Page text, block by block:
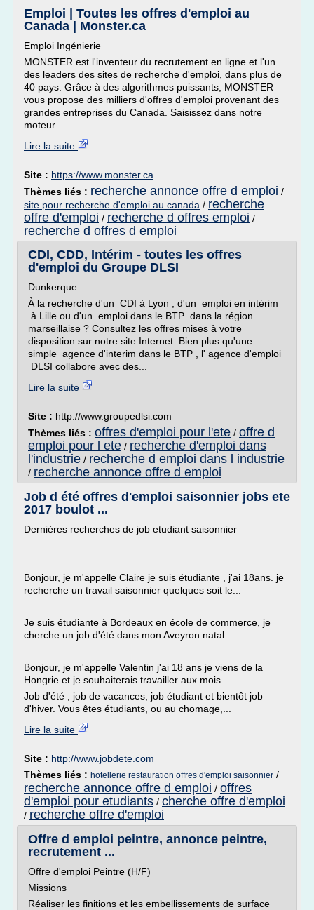
Emploi | Toutes les offres d'emploi au
Canada | Monster.ca
Emploi Ingénierie
MONSTER est l'inventeur du recrutement en ligne et l'un
des leaders des sites de recherche d'emploi, dans plus de
40 pays. Grâce à des algorithmes puissants, MONSTER
vous propose des milliers d'offres d'emploi provenant des
grandes entreprises du Canada. Saisissez dans notre
moteur...
Lire la suite
Site : https://www.monster.ca
Thèmes liés : recherche annonce offre d emploi /
site pour recherche d'emploi au canada / recherche
offre d'emploi / recherche d offres emploi /
recherche d offres d emploi
CDI, CDD, Intérim - toutes les offres
d'emploi du Groupe DLSI
Dunkerque
À la recherche d'un CDI à Lyon , d'un emploi en intérim
à Lille ou d'un emploi dans le BTP dans la région
marseillaise ? Consultez les offres mises à votre
disposition sur notre site Internet. Bien plus qu'une
simple agence d'interim dans le BTP , l' agence d'emploi
DLSI collabore avec des...
Lire la suite
Site : http://www.groupedlsi.com
Thèmes liés : offres d'emploi pour l'ete / offre d
emploi pour l ete / recherche d'emploi dans
l'industrie / recherche d emploi dans l industrie
/ recherche annonce offre d emploi
Job d été offres d'emploi saisonnier jobs ete
2017 boulot ...
Dernières recherches de job etudiant saisonnier
Bonjour, je m'appelle Claire je suis étudiante , j'ai 18ans. je
recherche un travail saisonnier quelques soit le...
Je suis étudiante à Bordeaux en école de commerce, je
cherche un job d'été dans mon Aveyron natal......
Bonjour, je m'appelle Valentin j'ai 18 ans je viens de la
Hongrie et je souhaiterais travailler aux mois...
Job d'été , job de vacances, job étudiant et bientôt job
d'hiver. Vous êtes étudiants, ou au chomage,...
Lire la suite
Site : http://www.jobdete.com
Thèmes liés : hotellerie restauration offres d'emploi saisonnier /
recherche annonce offre d emploi / offres
d'emploi pour etudiants / cherche offre d'emploi
/ recherche offre d'emploi
Offre d emploi peintre, annonce peintre,
recrutement ...
Offre d'emploi Peintre (H/F)
Missions
Réaliser les finitions et les embellissements de surface